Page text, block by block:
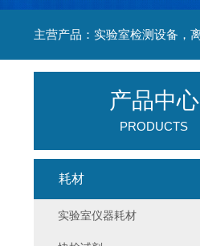
产品中心
PRODUCTS
耗材
实验室仪器耗材